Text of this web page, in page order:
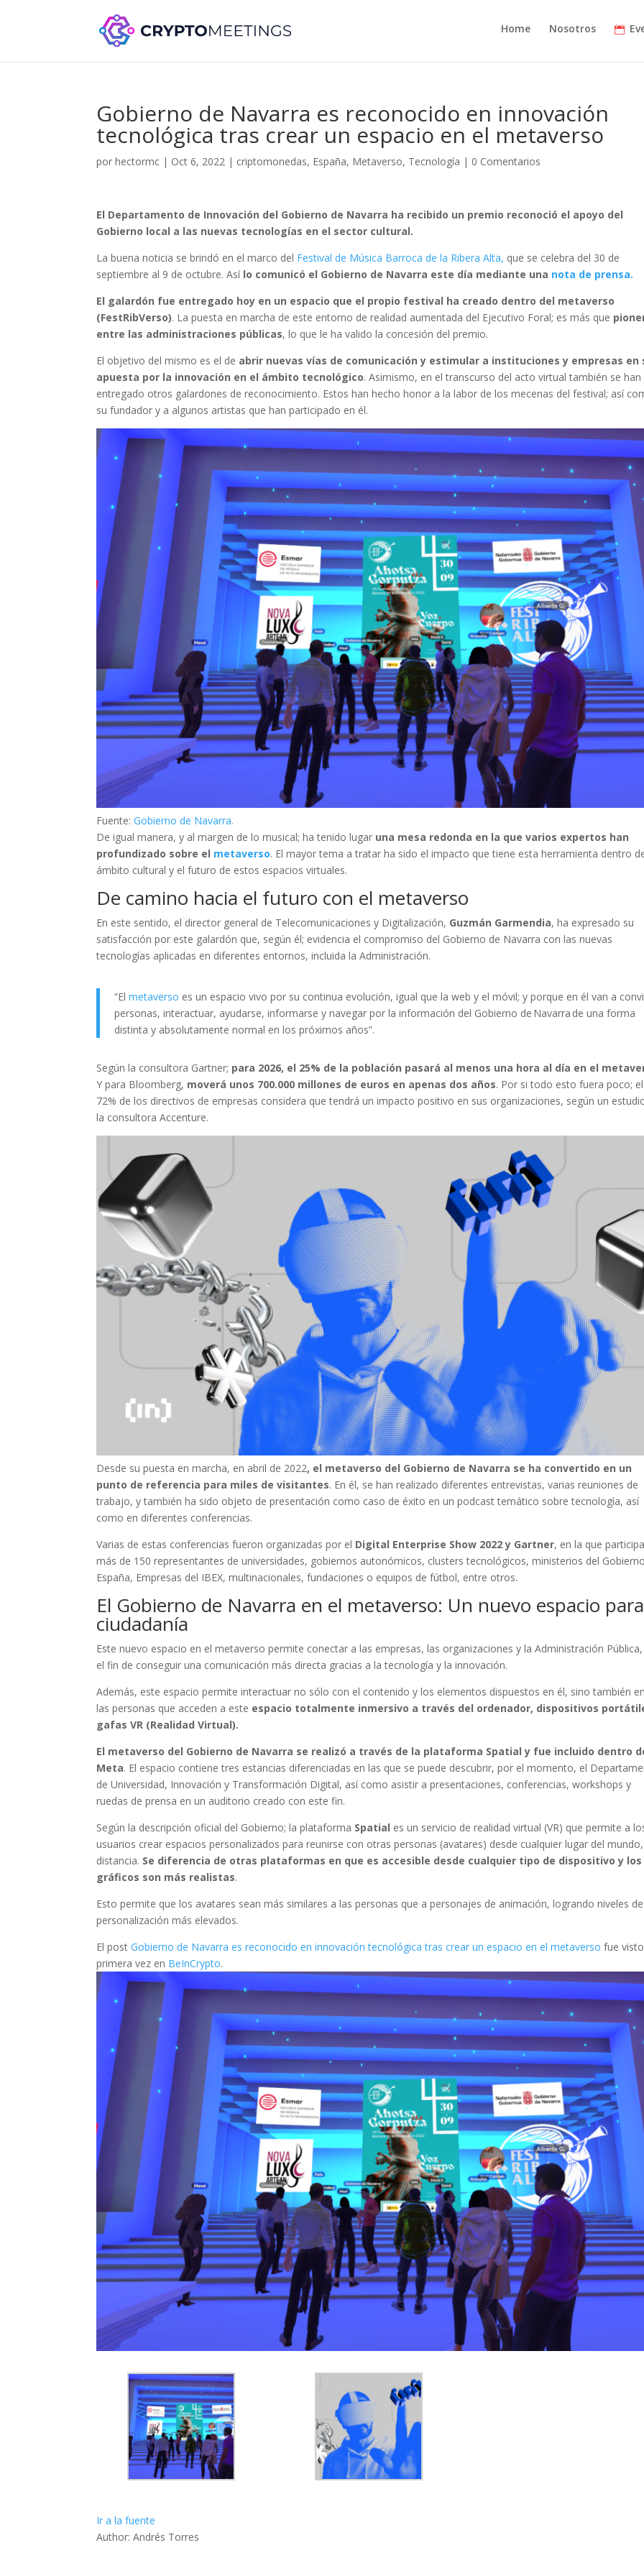
Home Nosotros
Gobierno de Navarra es reconocido en innovación
tecnológica tras crear un espacio en el metaverso
porhectormc | Oct 6, 2022 | criptomonedas, España, Metaverso, Tecnología | 0 Comentarios
El Departamento de Innovación del Gobierno de Navarra ha recibido un premio reconoció el apoyo del
Gobierno local a las nuevas tecnologías en el sector cultural.
La buena noticia se brindó en el marco del Festival de Música Barroca de la Ribera Alta, que se celebra del 30 de
septiembre al 9 de octubre. Asílo comunicó el Gobierno de Navarra este día mediante una nota de prensa.
El galardón fue entregado hoy en un espacio que el propio festival ha creado dentro del metaverso
(FestRibVerso). La puesta en marcha de este entorno de realidad aumentada del Ejecutivo Foral; es más que
entre las administraciones públicas, lo que le ha valido la concesión del premio.
El objetivo del mismo es el de abrir nuevas vías de comunicación y estimular a instituciones y empresas en
apuesta por la innovación en el ámbito tecnológico. Asimismo, en el transcurso del acto virtual también se han
entregado otros galardones de reconocimiento. Estos han hecho honor a la labor de los mecenas del festival; así
su fundador y a algunos artistas que han participado en él.
Fuente:Gobierno de Navarra.
De igual manera, y al margen de lo musical; ha tenido lugar una mesa redonda en la que varios expertos han
profundizado sobre el metaverso. El mayor tema a tratar ha sido el impacto que tiene esta herramienta dentro
ámbito cultural y el futuro de estos espacios virtuales.
De camino hacia el futuro con el metaverso
En este sentido, el director general de Telecomunicaciones y Digitalización, Guzmán Garmendia, ha expresado su
satisfacción por este galardón que, según él; evidencia el compromiso del Gobierno de Navarra con las nuevas
tecnologías aplicadas en diferentes entornos, incluida la Administración.
“Elmetaverso es un espacio vivo por su continua evolución, igual que la web y el móvil; y porque en él van a
personas, interactuar, ayudarse, informarse y navegar por la información del Gobierno de Navarra de una forma
distinta y absolutamente normal en los próximos años”.
Según la consultora Gartner; para 2026, el 25% de la población pasará al menos una hora al día en el
Y para Bloomberg, moverá unos 700.000 millones de euros en apenas dos años. Por si todo esto fuera poco; el
72% de los directivos de empresas considera que tendrá un impacto positivo en sus organizaciones, según un
la consultora Accenture.
Desde su puesta en marcha, en abril de 2022, el metaverso del Gobierno de Navarra se ha convertido en un
punto de referencia para miles de visitantes. En él, se han realizado diferentes entrevistas, varias reuniones de
trabajo, y también ha sido objeto de presentación como caso de éxito en un podcast temático sobre tecnología, así
como en diferentes conferencias.
Varias de estas conferencias fueron organizadas por el Digital Enterprise Show 2022 y Gartner, en la que
más de 150 representantes de universidades, gobiernos autonómicos, clusters tecnológicos, ministerios del
España, Empresas del IBEX, multinacionales, fundaciones o equipos de fútbol, entre otros.
El Gobierno de Navarra en el metaverso: Un nuevo espacio
ciudadanía
Este nuevo espacio en el metaverso permite conectar a las empresas, las organizaciones y la Administración
el fin de conseguir una comunicación más directa gracias a la tecnología y la innovación.
Además, este espacio permite interactuar no sólo con el contenido y los elementos dispuestos en él, sino también
las personas que acceden a este espacio totalmente inmersivo a través del ordenador, dispositivos
gafas VR (Realidad Virtual).
El metaverso del Gobierno de Navarra se realizó a través de la plataforma Spatial y fue incluido dentro
Meta. El espacio contiene tres estancias diferenciadas en las que se puede descubrir, por el momento, el
de Universidad, Innovación y Transformación Digital, así como asistir a presentaciones, conferencias, workshops y
ruedas de prensa en un auditorio creado con este fin.
Según la descripción oficial del Gobierno; la plataforma Spatial es un servicio de realidad virtual (VR) que permite a
usuarios crear espacios personalizados para reunirse con otras personas (avatares) desde cualquier lugar del
distancia. Se diferencia de otras plataformas en que es accesible desde cualquier tipo de dispositivo y los
gráficos son más realistas.
Esto permite que los avatares sean más similares a las personas que a personajes de animación, logrando niveles de
personalización más elevados.
El postGobierno de Navarra es reconocido en innovación tecnológica tras crear un espacio en el metaverso fue
primera vez en BeInCrypto.
Ir a la fuente
Author: Andrés Torres